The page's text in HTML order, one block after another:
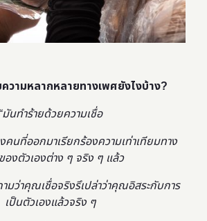
วามหลากหลายทางเพศยังไงบ้าง?
“มันทำร้ายด้วยความเชื่อ
คนที่ออกมาเรียกร้องความเท่าเทียมทาง
องตัวเองต่าง ๆ จริง ๆ แล้ว
ามว่าคุณเชื่อจริงรึเปล่าว่าคุณอิสระกับการ
เป็นตัวเองแล้วจริง ๆ